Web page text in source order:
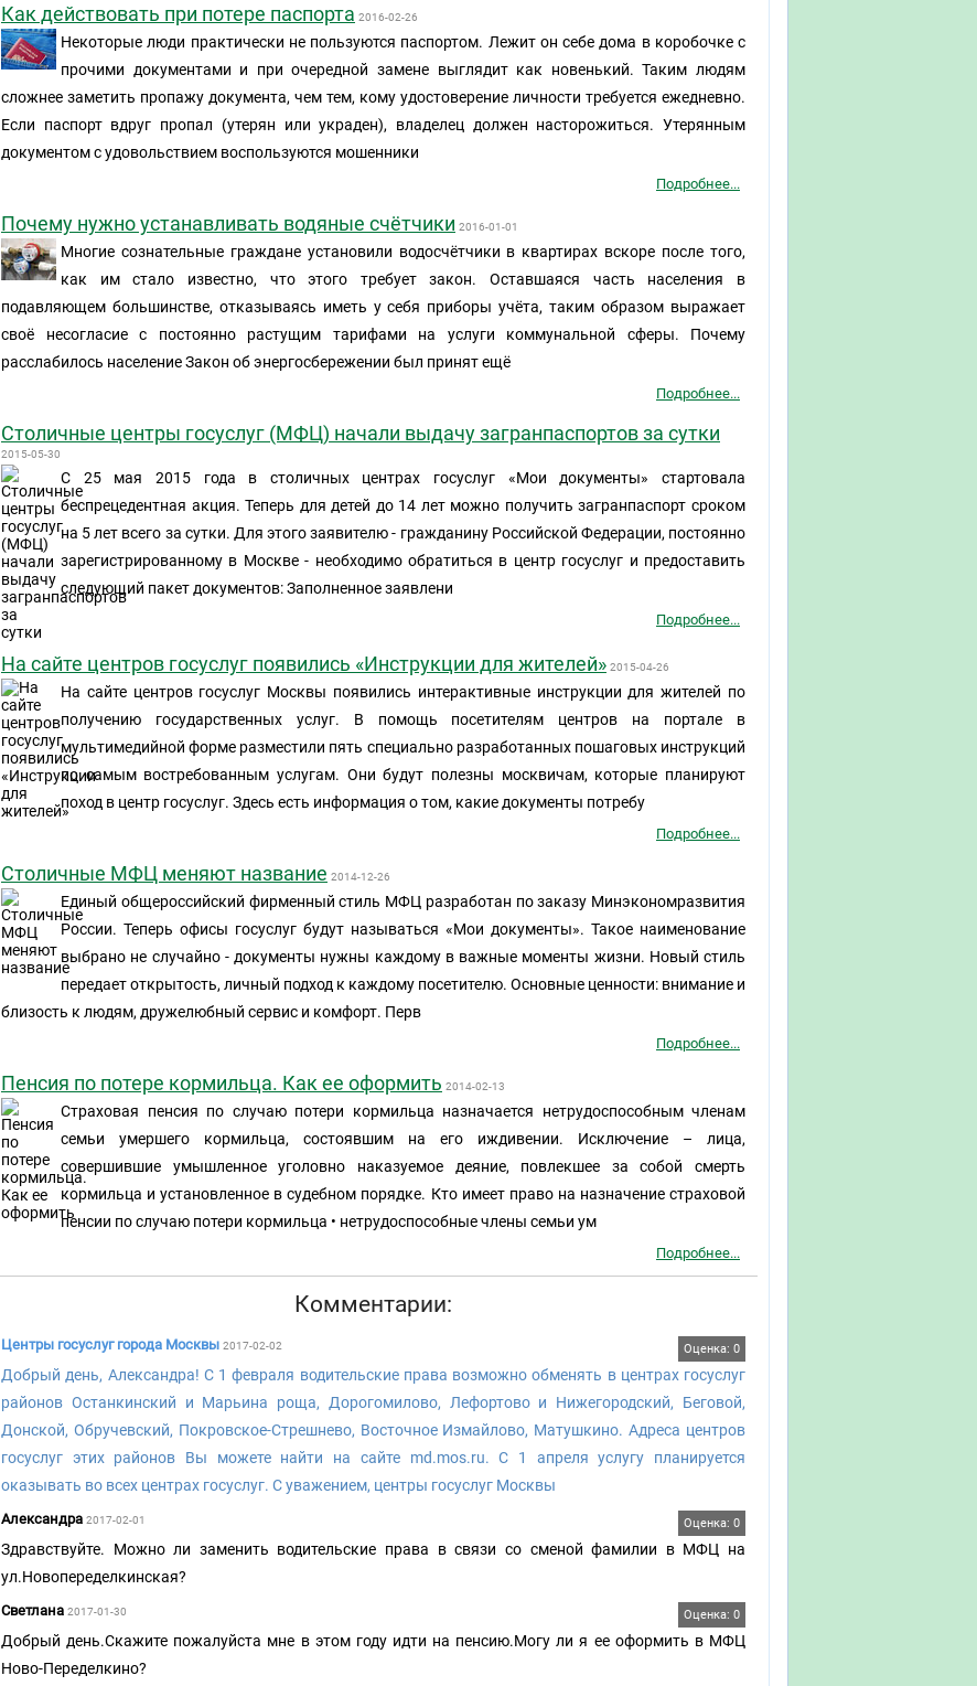
Как действовать при потере паспорта 2016-02-26
Некоторые люди практически не пользуются паспортом. Лежит он себе дома в коробочке с
прочими документами и при очередной замене выглядит как новенький. Таким людям
сложнее заметить пропажу документа, чем тем, кому удостоверение личности требуется ежедневно.
Если паспорт вдруг пропал (утерян или украден), владелец должен насторожиться. Утерянным
документом с удовольствием воспользуются мошенники
Подробнее...
Почему нужно устанавливать водяные счётчики 2016-01-01
Многие сознательные граждане установили водосчётчики в квартирах вскоре после того,
как им стало известно, что этого требует закон. Оставшаяся часть населения в
подавляющем большинстве, отказываясь иметь у себя приборы учёта, таким образом выражает
своё несогласие с постоянно растущим тарифами на услуги коммунальной сферы. Почему
расслабилось население Закон об энергосбережении был принят ещё
Подробнее...
Столичные центры госуслуг (МФЦ) начали выдачу загранпаспортов за сутки
2015-05-30
С 25 мая 2015 года в столичных центрах госуслуг «Мои документы» стартовала
беспрецедентная акция. Теперь для детей до 14 лет можно получить загранпаспорт сроком
на 5 лет всего за сутки. Для этого заявителю - гражданину Российской Федерации, постоянно
зарегистрированному в Москве - необходимо обратиться в центр госуслуг и предоставить
следующий пакет документов: Заполненное заявлени
Подробнее...
На сайте центров госуслуг появились «Инструкции для жителей» 2015-04-26
На сайте центров госуслуг Москвы появились интерактивные инструкции для жителей по
получению государственных услуг. В помощь посетителям центров на портале в
мультимедийной форме разместили пять специально разработанных пошаговых инструкций
по самым востребованным услугам. Они будут полезны москвичам, которые планируют
поход в центр госуслуг. Здесь есть информация о том, какие документы потребу
Подробнее...
Столичные МФЦ меняют название 2014-12-26
Единый общероссийский фирменный стиль МФЦ разработан по заказу Минэкономразвития
России. Теперь офисы госуслуг будут называться «Мои документы». Такое наименование
выбрано не случайно - документы нужны каждому в важные моменты жизни. Новый стиль
передает открытость, личный подход к каждому посетителю. Основные ценности: внимание и
близость к людям, дружелюбный сервис и комфорт. Перв
Подробнее...
Пенсия по потере кормильца. Как ее оформить 2014-02-13
Страховая пенсия по случаю потери кормильца назначается нетрудоспособным членам
семьи умершего кормильца, состоявшим на его иждивении. Исключение – лица,
совершившие умышленное уголовно наказуемое деяние, повлекшее за собой смерть
кормильца и установленное в судебном порядке. Кто имеет право на назначение страховой
пенсии по случаю потери кормильца • нетрудоспособные члены семьи ум
Подробнее...
Комментарии:
Оценка: 0
Центры госуслуг города Москвы 2017-02-02
Добрый день, Александра! С 1 февраля водительские права возможно обменять в центрах госуслуг
районов Останкинский и Марьина роща, Дорогомилово, Лефортово и Нижегородский, Беговой,
Донской, Обручевский, Покровское-Стрешнево, Восточное Измайлово, Матушкино. Адреса центров
госуслуг этих районов Вы можете найти на сайте md.mos.ru. С 1 апреля услугу планируется
оказывать во всех центрах госуслуг. С уважением, центры госуслуг Москвы
Оценка: 0
Александра 2017-02-01
Здравствуйте. Можно ли заменить водительские права в связи со сменой фамилии в МФЦ на
ул.Новопеределкинская?
Оценка: 0
Светлана 2017-01-30
Добрый день.Скажите пожалуйста мне в этом году идти на пенсию.Могу ли я ее оформить в МФЦ
Ново-Переделкино?